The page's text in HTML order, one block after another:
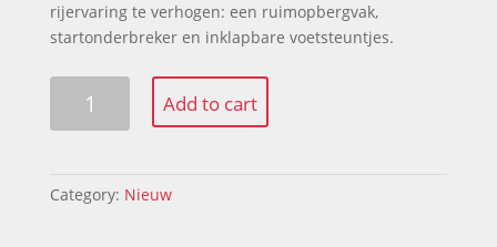
rijervaring te verhogen: een ruimopbergvak,
startonderbreker en inklapbare voetsteuntjes.
Symphony
4
Add to cart
Category: Nieuw